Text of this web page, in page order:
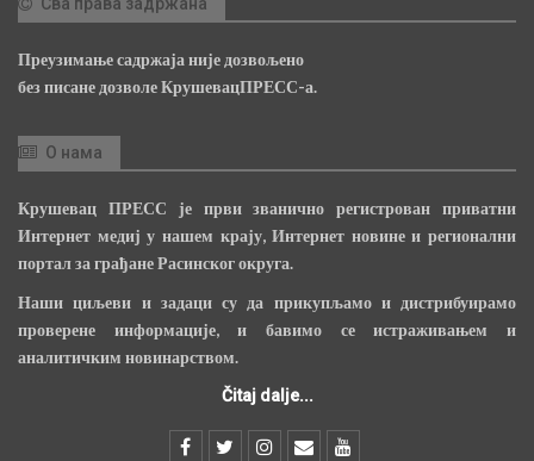
Сва права задржана
Преузимање садржаја није дозвољено
без писане дозволе КрушевацПРЕСС-а.
О нама
Крушевац ПРЕСС је први званично регистрован приватни
Интернет медиј у нашем крају, Интернет новине и регионални
портал за грађане Расинског округа.
Наши циљеви и задаци су да прикупљамо и дистрибуирамо
проверене информације, и бавимо се истраживањем и
аналитичким новинарством.
Čitaj dalje...